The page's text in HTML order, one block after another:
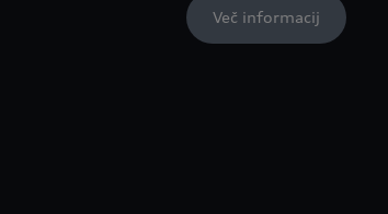
Več informacij